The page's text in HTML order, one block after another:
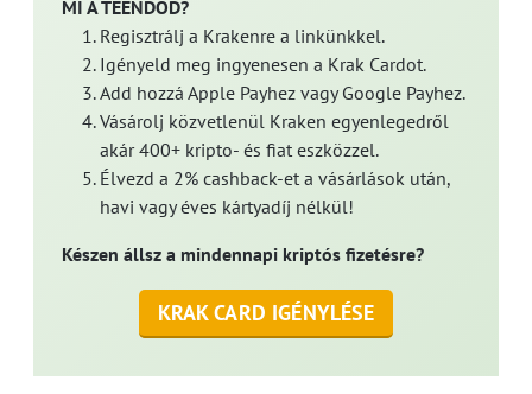
MI A TEENDŐD?
Regisztrálj a Krakenre a linkünkkel.
Igényeld meg ingyenesen a Krak Cardot.
Add hozzá Apple Payhez vagy Google Payhez.
Vásárolj közvetlenül Kraken egyenlegedről
akár 400+ kripto- és fiat eszközzel.
Élvezd a 2% cashback-et a vásárlások után,
havi vagy éves kártyadíj nélkül!
Készen állsz a mindennapi kriptós fizetésre?
KRAK CARD IGÉNYLÉSE